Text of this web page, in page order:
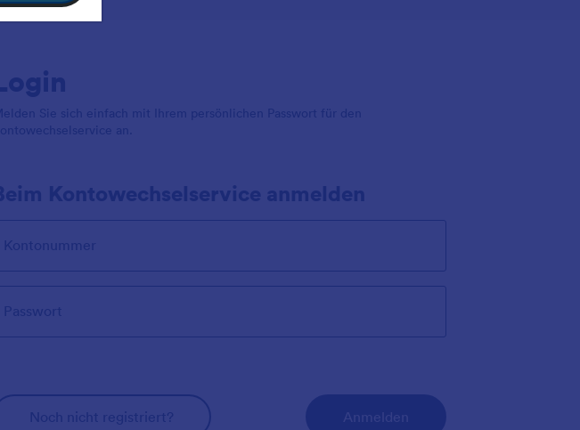
Sie sich einfach mit Ihrem persönlichen Passwort für den
an.
Kontowechselservice anmelden
Kontonummer
Passwort
Noch nicht registriert?